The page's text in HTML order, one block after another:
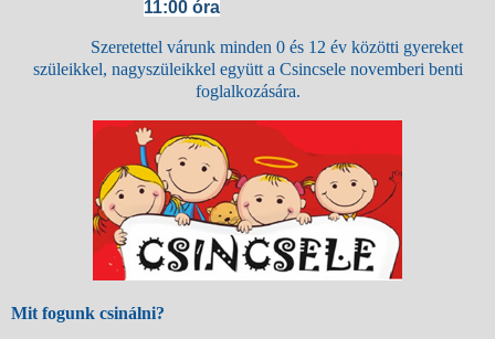
11:00 óra
Szeretettel várunk minden 0 és 12 év közötti gyereket
szüleikkel, nagyszüleikkel együtt a Csincsele novemberi benti
foglalkozására.
Mit fogunk csinálni?